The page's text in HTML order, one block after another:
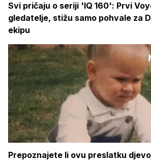
Svi pričaju o seriji 'IQ 160': Prvi
gledatelje, stižu samo pohvale za
ekipu
Prepoznajete li ovu preslatku